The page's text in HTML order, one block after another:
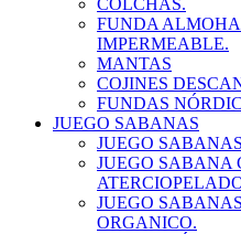
FUNDA
IMPERMEABLE.
MANTAS
COJINES
FUNDAS
JUEGO SABANAS
JUEGO
JUEGO SABANA
JUEGO
ORGANICO.